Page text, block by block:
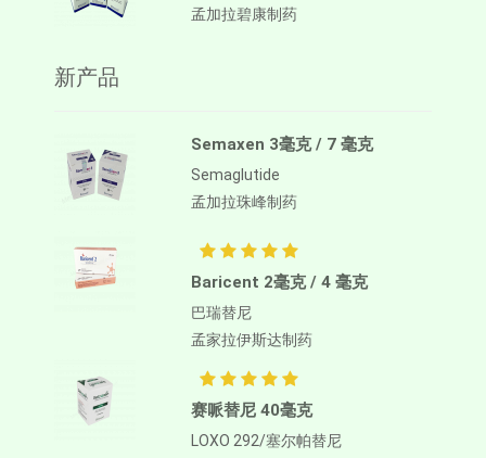
孟加拉碧康制药
新产品
Semaxen 3毫克 / 7 毫克
Semaglutide
孟加拉珠峰制药
Baricent 2毫克 / 4 毫克
巴瑞替尼
孟家拉伊斯达制药
赛哌替尼 40毫克
LOXO 292/塞尔帕替尼